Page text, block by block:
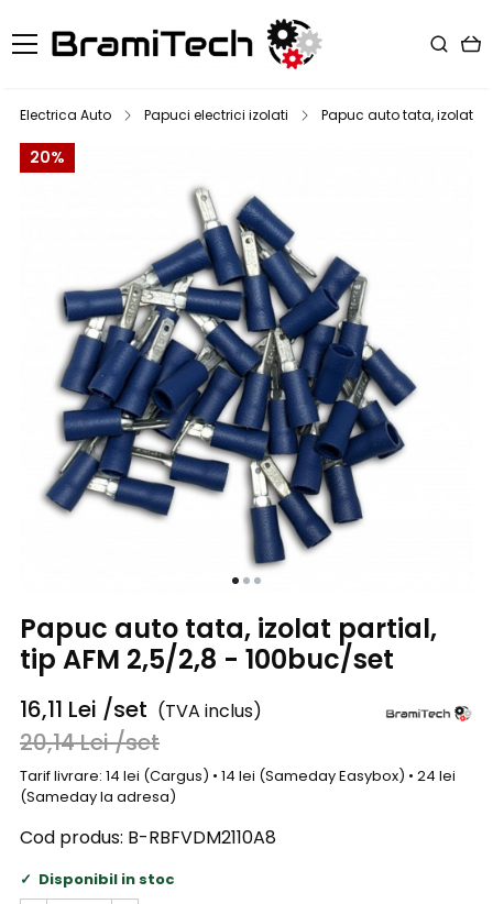
Electrica Auto Papuci electrici izolati Papuc auto tata, izolat
20%
Papuc auto tata, izolat partial,
tip AFM 2,5/2,8 - 100buc/set
16,11 Lei /set (TVA inclus)
20,14Lei/set
Tarif livrare: 14 lei (Cargus) • 14 lei (Sameday Easybox) • 24 lei
(Sameday la adresa)
Cod produs: B-RBFVDM2110A8
Disponibil in stoc